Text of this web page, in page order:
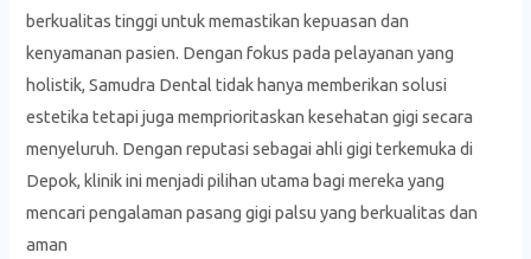
berkualitas tinggi untuk memastikan kepuasan dan
kenyamanan pasien. Dengan fokus pada pelayanan yang
holistik, Samudra Dental tidak hanya memberikan solusi
estetika tetapi juga memprioritaskan kesehatan gigi secara
menyeluruh. Dengan reputasi sebagai ahli gigi terkemuka di
Depok, klinik ini menjadi pilihan utama bagi mereka yang
mencari pengalaman pasang gigi palsu yang berkualitas dan
aman